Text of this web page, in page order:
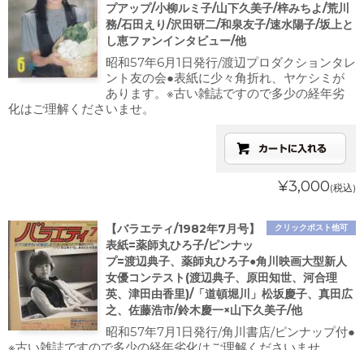
プアップ/小柳ルミ子/山下久美子/梓みちよ/荒川
務/石田えり/沢田研二/和泉友子/速水陽子/坂上と
し恵ファンインタビュー/他
昭和57年6月1日発行/渡辺プロダクションタレ
ント友の会●表紙に少々角折れ、ヤケシミが
あります。※古い雑誌ですので多少の経年劣
化はご理解くださいませ。
¥3,000(税込)
クリックポスト他可
【バラエティ/1982年7月号】
表紙=薬師丸ひろ子/ピンナッ
プ=渡辺典子、薬師丸ひろ子●角川映画大型新人
女優コンテスト(渡辺典子、原田知世、河合理
英、津田由香里)/「道頓堀川」松坂慶子、真田広
之、佐藤浩市/鈴木慶一×山下久美子/他
昭和57年7月1日発行/角川書店/ピンナップ付●